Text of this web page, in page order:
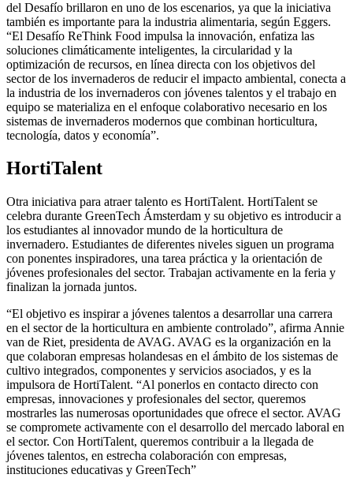
del Desafío brillaron en uno de los escenarios, ya que la iniciativa
también es importante para la industria alimentaria, según Eggers.
“El Desafío ReThink Food impulsa la innovación, enfatiza las
soluciones climáticamente inteligentes, la circularidad y la
optimización de recursos, en línea directa con los objetivos del
sector de los invernaderos de reducir el impacto ambiental, conecta a
la industria de los invernaderos con jóvenes talentos y el trabajo en
equipo se materializa en el enfoque colaborativo necesario en los
sistemas de invernaderos modernos que combinan horticultura,
tecnología, datos y economía”.
HortiTalent
Otra iniciativa para atraer talento es HortiTalent. HortiTalent se
celebra durante GreenTech Ámsterdam y su objetivo es introducir a
los estudiantes al innovador mundo de la horticultura de
invernadero. Estudiantes de diferentes niveles siguen un programa
con ponentes inspiradores, una tarea práctica y la orientación de
jóvenes profesionales del sector. Trabajan activamente en la feria y
finalizan la jornada juntos.
“El objetivo es inspirar a jóvenes talentos a desarrollar una carrera
en el sector de la horticultura en ambiente controlado”, afirma Annie
van de Riet, presidenta de AVAG. AVAG es la organización en la
que colaboran empresas holandesas en el ámbito de los sistemas de
cultivo integrados, componentes y servicios asociados, y es la
impulsora de HortiTalent. “Al ponerlos en contacto directo con
empresas, innovaciones y profesionales del sector, queremos
mostrarles las numerosas oportunidades que ofrece el sector. AVAG
se compromete activamente con el desarrollo del mercado laboral en
el sector. Con HortiTalent, queremos contribuir a la llegada de
jóvenes talentos, en estrecha colaboración con empresas,
instituciones educativas y GreenTech”